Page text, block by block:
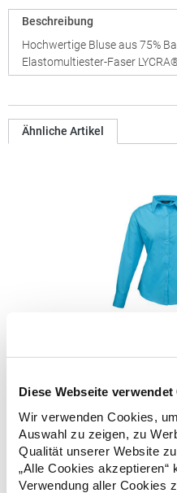
Diese Webseite verwendet
Wir verwenden Cookies,
Auswahl zu zeigen, zu
Qualität unserer Website
„Alle Cookies
Verwendung aller Cookies
Beschreibung
Hochwertige Bluse aus 75%
Elastomultiester-Faser
Ähnliche Artikel
Pflegeleichtes Easy-Care-Material Abgerundeter
(White: 115 g/m²)
35% BaumwolleAngaben zur
PR300Hersteller: Premier
19 Office 3.39 2517JK
info@premierworkwear.com
* Preise inkl. gesetzlicher Mwst. +